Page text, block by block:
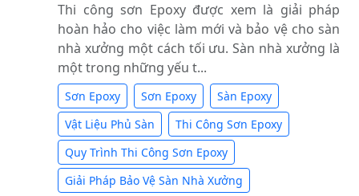
Thi công sơn Epoxy được xem là giải pháp
hoàn hảo cho việc làm mới và bảo vệ cho sàn
nhà xưởng một cách tối ưu. Sàn nhà xưởng là
một trong những yếu t...
Sơn Epoxy Sơn Epoxy
Sàn Epoxy
Vật Liệu Phủ Sàn
Thi Công Sơn Epoxy
Quy Trình Thi Công Sơn Epoxy
Giải Pháp Bảo Vệ Sàn Nhà Xưởng